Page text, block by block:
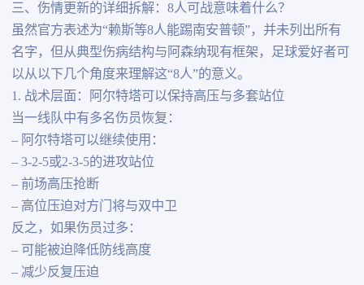
三、伤情更新的详细拆解：8人可战意味着什么？
虽然官方表述为“赖斯等8人能踢南安普顿”，并未列出所有
名字，但从典型伤病结构与阿森纳现有框架，足球爱好者可
以从以下几个角度来理解这“8人”的意义。
1. 战术层面：阿尔特塔可以保持高压与多套站位
当一线队中有多名伤员恢复：
– 阿尔特塔可以继续使用：
– 3-2-5或2-3-5的进攻站位
– 前场高压抢断
– 高位压迫对方门将与双中卫
反之，如果伤员过多：
– 可能被迫降低防线高度
– 减少反复压迫